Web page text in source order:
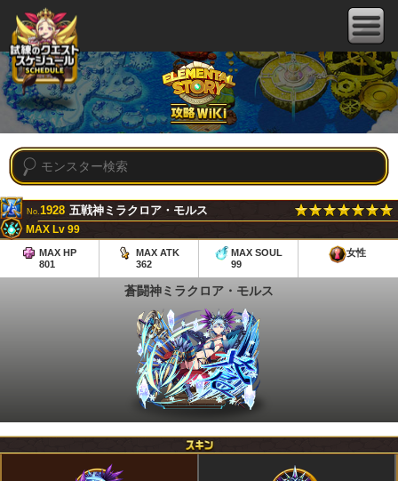
No.1928 五戦神ミラクロア・モルス
MAX Lv 99
MAX HP
801
MAX ATK
362
MAX SOUL
99
女性
蒼闘神ミラクロア・モルス